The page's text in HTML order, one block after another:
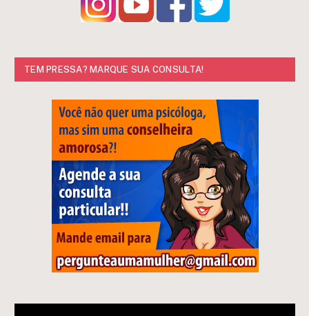
TEM PRESSA? MARQUE SUA CONSULTA!